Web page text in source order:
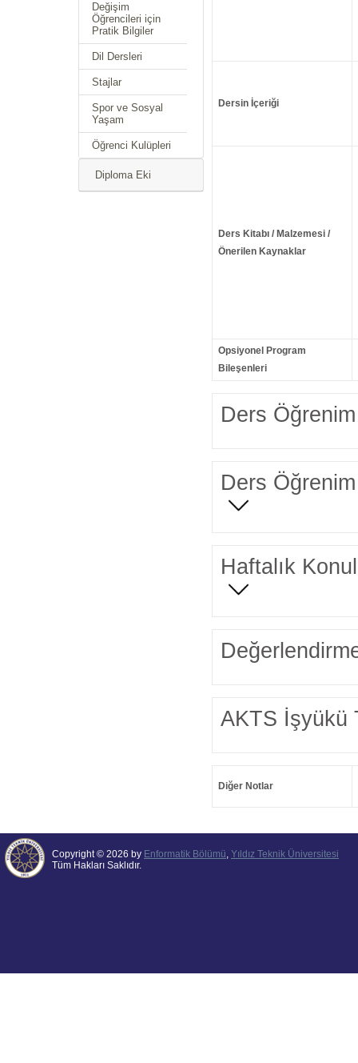
Değişim
Öğrencileri için
Pratik Bilgiler
Dil Dersleri
Stajlar
Spor ve Sosyal
Yaşam
Öğrenci Kulüpleri
Diploma Eki
Dersin İçeriği
Ders Kitabı / Malzemesi /
Önerilen Kaynaklar
Opsiyonel Program
Bileşenleri
Ders Öğrenim
Ders Öğrenim
Haftalık
AKTS İşyükü
Diğer Notlar
Copyright © 2026 by Enformatik Bölümü, Yıldız Teknik Üniversitesi
Tüm Hakları Saklıdır.